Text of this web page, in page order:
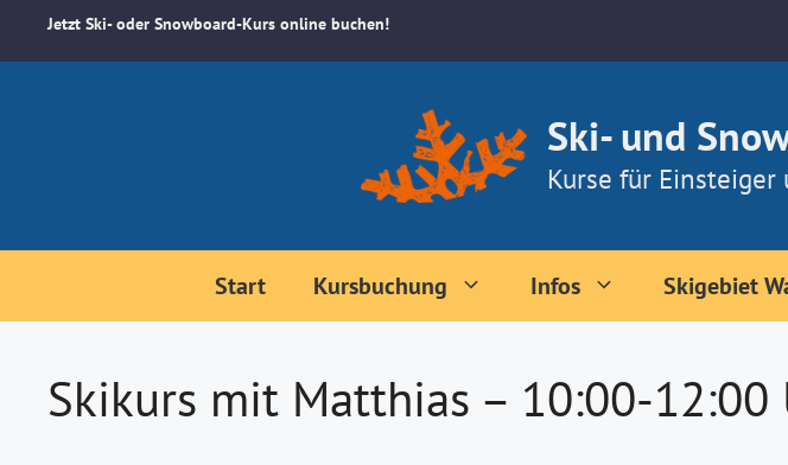
Jetzt Ski- oder Snowboard-Kurs online buchen!
Ski- und
Kurse für
Start Kursbuchung Infos Skigebiet
Skikurs mit Matthias – 10:00-12:00